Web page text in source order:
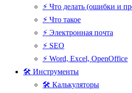
⚡ Что делать (ошибки и
⚡ Что такое
⚡ Электронная почта
⚡ SEO
⚡ Word, Excel, OpenOffice
🛠 Инструменты
🛠 Калькуляторы